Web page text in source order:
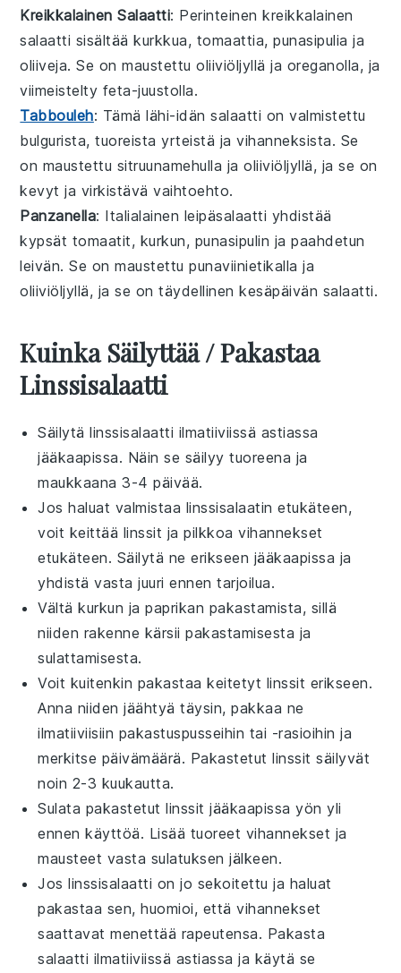
Kreikkalainen Salaatti: Perinteinenkreikkalainen
salaatti sisältääkurkkua, tomaattia,punasipulia ja
oliiveja. Se on maustettuoliiviöljyllä ja oreganolla, ja
viimeistelty feta-juustolla.
Tabbouleh: Tämälähi-idän salaatti on valmistettu
bulgurista,tuoreista yrteistä javihanneksista. Se
on maustettu sitruunamehulla jaoliiviöljyllä, ja se on
kevyt ja virkistävä vaihtoehto.
Panzanella: Italialainen leipäsalaatti yhdistää
kypsät tomaatit, kurkun, punasipulin japaahdetun
leivän. Se on maustettupunaviinietikalla ja
oliiviöljyllä, ja se on täydellinen kesäpäivän salaatti.
Kuinka Säilyttää / Pakastaa
Linssisalaatti
Säilytälinssisalaatti ilmatiiviissä astiassa
jääkaapissa. Näin se säilyy tuoreena ja
maukkaana 3-4 päivää.
Jos haluat valmistaa linssisalaatin etukäteen,
voit keittää linssit ja pilkkoavihannekset
etukäteen. Säilytä ne erikseen jääkaapissa ja
yhdistä vasta juuri ennen tarjoilua.
Vältäkurkun japaprikan pakastamista, sillä
niiden rakenne kärsii pakastamisesta ja
sulattamisesta.
Voit kuitenkin pakastaa keitetyt linssit erikseen.
Anna niiden jäähtyä täysin, pakkaa ne
ilmatiiviisiin pakastuspusseihin tai -rasioihin ja
merkitse päivämäärä. Pakastetutlinssit säilyvät
noin 2-3 kuukautta.
Sulata pakastetutlinssit jääkaapissa yön yli
ennen käyttöä. Lisää tuoreet vihannekset ja
mausteet vasta sulatuksen jälkeen.
Joslinssisalaatti on jo sekoitettu ja haluat
pakastaa sen, huomioi, ettävihannekset
saattavat menettää rapeutensa. Pakasta
salaatti ilmatiiviissä astiassa ja käytä se